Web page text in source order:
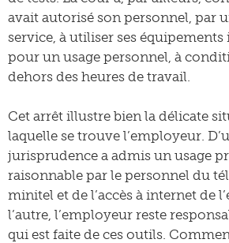
avait autorisé son personnel, par
service, à utiliser ses
pour un usage personnel, à
dehors des heures de travail.
Cet arrêt illustre bien la délicate
laquelle se trouve l’employeur.
jurisprudence a admis un usage
raisonnable par le personnel du
minitel et de l’accès à internet de
l’autre, l’employeur reste
qui est faite de ces outils.